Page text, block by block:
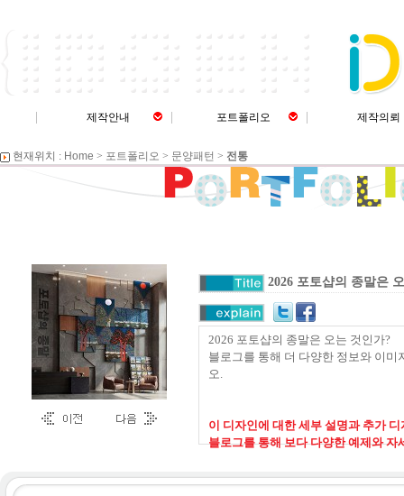
제작안내 포트폴리오 제작의뢰
현재위치 : Home > 포트폴리오 > 문양패턴 > 전통
2026 포토샵의 종말은
2026 포토샵의 종말은 오는 것인가?
블로그를 통해 더 다양한 정보와 이
오.
이 디자인에 대한 세부 설명과 추가
블로그를 통해 보다 다양한 예제와 자